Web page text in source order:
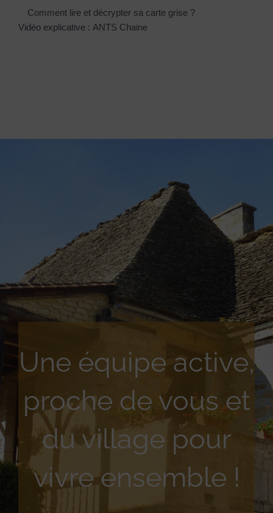
Comment lire et décrypter sa carte grise ?
Vidéo explicative : ANTS Chaine
Une équipe active,
proche de vous et
du village pour
vivre ensemble !